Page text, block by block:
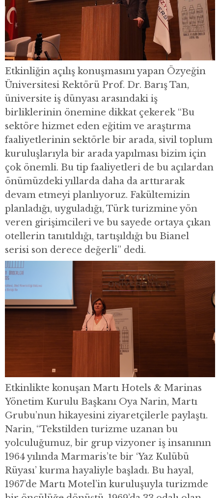
Etkinliğin açılış konuşmasını yapan Özyeğin
Üniversitesi Rektörü Prof. Dr. Barış Tan,
üniversite iş dünyası arasındaki iş
birliklerinin önemine dikkat çekerek “Bu
sektöre hizmet eden eğitim ve araştırma
faaliyetlerinin sektörle bir arada, sivil toplum
kuruluşlarıyla bir arada yapılması bizim için
çok önemli. Bu tip faaliyetleri de bu açılardan
önümüzdeki yıllarda daha da arttırarak
devam etmeyi planlıyoruz. Fakültemizin
planladığı, uyguladığı, Türk turizmine yön
veren girişimcileri ve bu sayede ortaya çıkan
otellerin tanıtıldığı, tartışıldığı bu Bianel
serisi son derece değerli” dedi.
Etkinlikte konuşan Martı Hotels & Marinas
Yönetim Kurulu Başkanı Oya Narin, Martı
Grubu’nun hikayesini ziyaretçilerle paylaştı.
Narin, “Tekstilden turizme uzanan bu
yolculuğumuz, bir grup vizyoner iş insanının
1964 yılında Marmaris’te bir ‘Yaz Kulübü
Rüyası’ kurma hayaliyle başladı. Bu hayal,
1967’de Martı Motel’in kuruluşuyla turizmde